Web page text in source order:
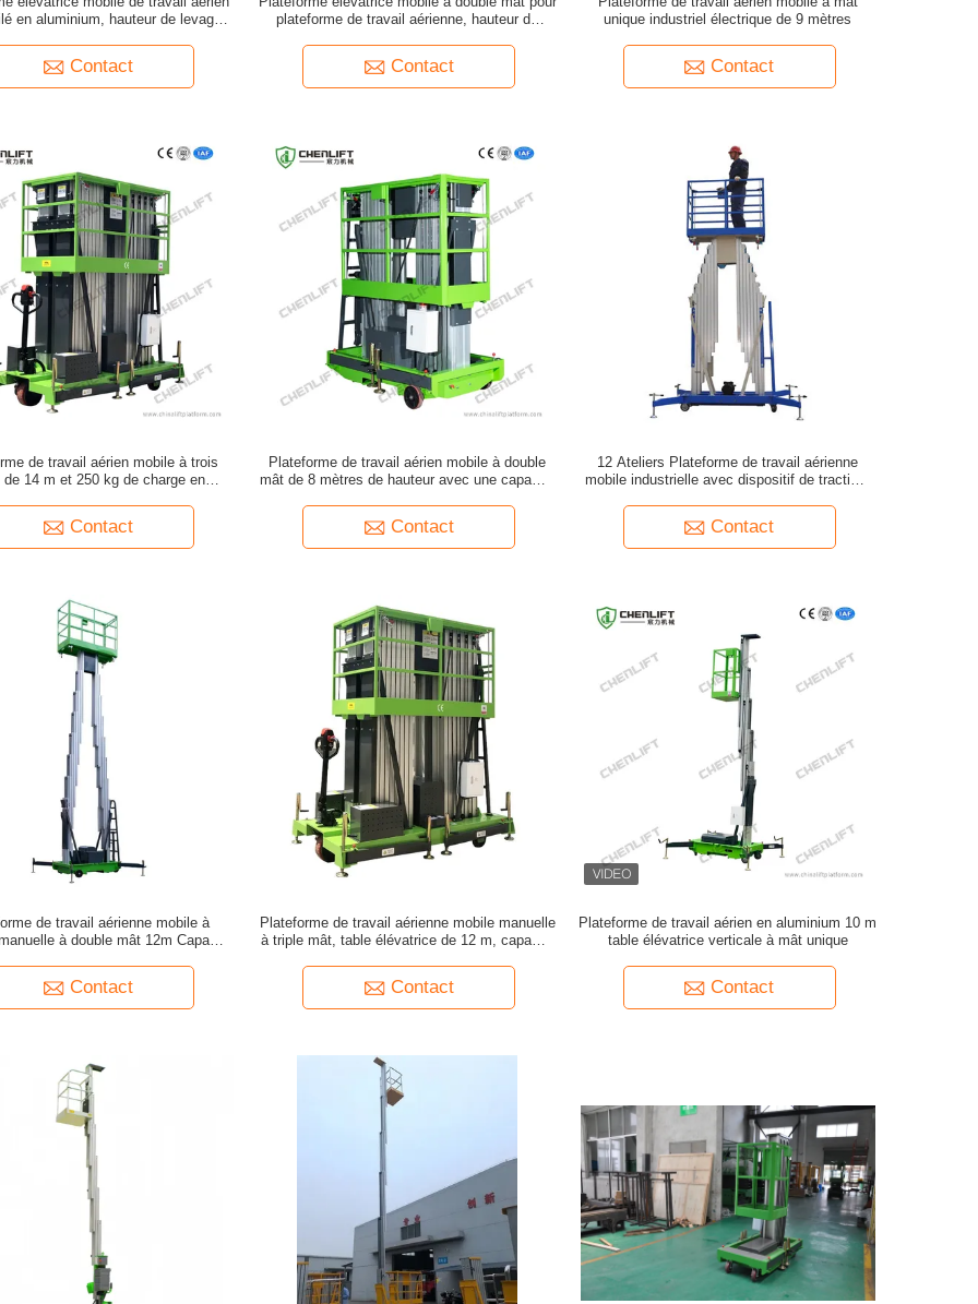
en aluminium, hauteur de levage 6
Contact
plateforme de travail aérienne, hauteur de
Contact
unique industriel électrique de 9 mètres
Contact
de travail aérien mobile à trois
de 14 m et 250 kg de charge en
Contact
Plateforme de travail aérien mobile à double
mât de 8 mètres de hauteur avec une capacité
Contact
12 Ateliers Plateforme de travail aérienne
mobile industrielle avec dispositif de traction,
Contact
de travail aérienne mobile à
à double mât 12m Capacité
Contact
Plateforme de travail aérienne mobile manuelle
à triple mât, table élévatrice de 12 m, capacité
Contact
Plateforme de travail aérien en aluminium 10 m
table élévatrice verticale à mât unique
Contact